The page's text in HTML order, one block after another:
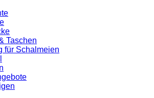
Taschen
für Schalmeien